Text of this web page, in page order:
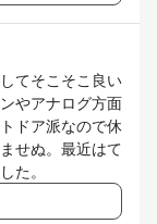
てそこそこ良い
やアナログ方面
ドア派なので休
せぬ。最近はて
た。